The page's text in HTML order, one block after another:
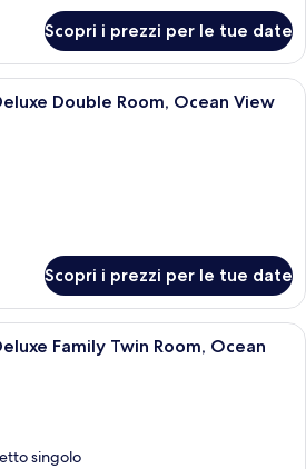
Scopri i prezzi per le tue date
Un orsetto grigio con un velo su una
Double Room, Ocean View
Scopri i prezzi per le tue date
Un moderno grattacielo in vetro con
Family Twin Room, Ocean
singolo